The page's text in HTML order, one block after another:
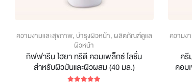
ความงามและสุขภาพ, บำรุงผิวหน้า, ผลิตภัณฑ์ดูแล
ผิวหน้า
กิฟฟารีน ไฮยา ทรีดี คอมเพล็กซ์ โลชั่น
สำหรับผิวมันและผิวผสม (40 มล.)
ความง
ครี
คอม